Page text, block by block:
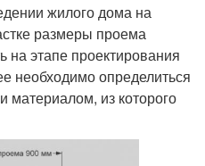
жилого дома на
размеры проема
на этапе проектирования
необходимо определиться
материалом, из которого